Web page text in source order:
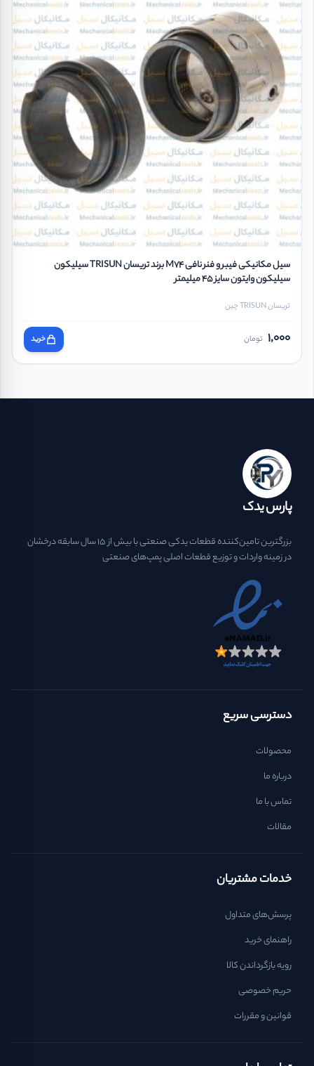
سیل مکانیکی فیبر و فنر نافی M74 برند تریسان TRISUN سیلیکون
سیلیکون وایتون سایز 45 میلیمتر
تریسان TRISUN چین
1,000 تومان خرید
پارس یدک
بزرگترین تامین‌کننده قطعات یدکی صنعتی با بیش از ۱۵ سال سابقه درخشان
در زمینه واردات و توزیع قطعات اصلی پمپ‌های صنعتی
دسترسی سریع
محصولات
درباره ما
تماس با ما
مقالات
خدمات مشتریان
پرسش‌های متداول
راهنمای خرید
رویه بازگرداندن کالا
حریم خصوصی
قوانین و مقررات